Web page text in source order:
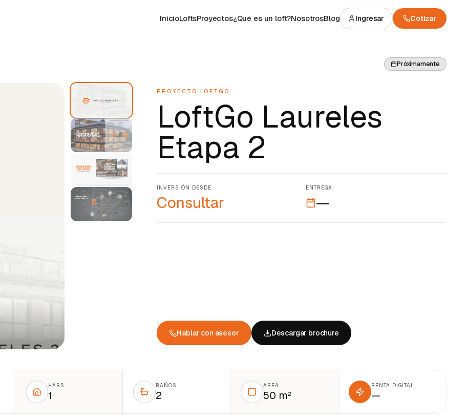
InicioLoftsProyectos¿Qué es un loft?NosotrosBlog Ingresar Cotizar
Próximamente
PROYECTO LOFTGO
LoftGo Laureles
Etapa 2
INVERSIÓN DESDE
Consultar
ENTREGA
—
Hablar con asesor Descargar brochure
HABS
1
BAÑOS
2
ÁREA
50 m²
RENTA DIGITAL
—